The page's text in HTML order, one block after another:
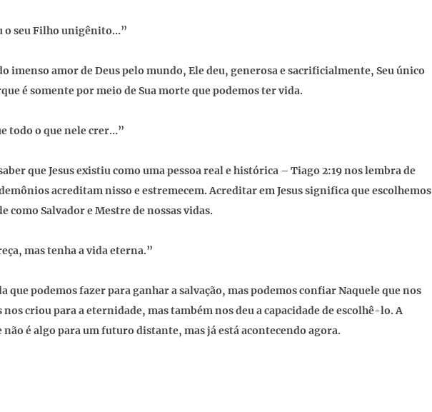
o seu Filho unigênito…”
imenso amor de Deus pelo mundo, Ele deu, generosa e sacrificialmente, Seu único
é somente por meio de Sua morte que podemos ter vida.
todo o que nele crer…”
que Jesus existiu como uma pessoa real e histórica – Tiago 2:19 nos lembra de
acreditam nisso e estremecem. Acreditar em Jesus significa que escolhemos
como Salvador e Mestre de nossas vidas.
mas tenha a vida eterna.”
que podemos fazer para ganhar a salvação, mas podemos confiar Naquele que nos
nos criou para a eternidade, mas também nos deu a capacidade de escolhê-lo. A
é algo para um futuro distante, mas já está acontecendo agora.